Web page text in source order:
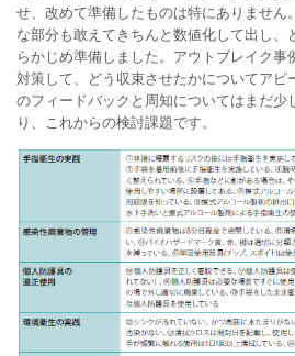
せ、改めて準備したものは特にありません
な部分も敢えてきちんと数値化して出し、
らかじめ準備しました。アウトブレイク事
対策して、どう収束させたかについてアピ
のフィードバックと周知についてはまだ少
り、これからの検討課題です。